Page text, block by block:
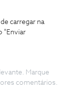
carregar na
"Enviar
Marque
comentários.